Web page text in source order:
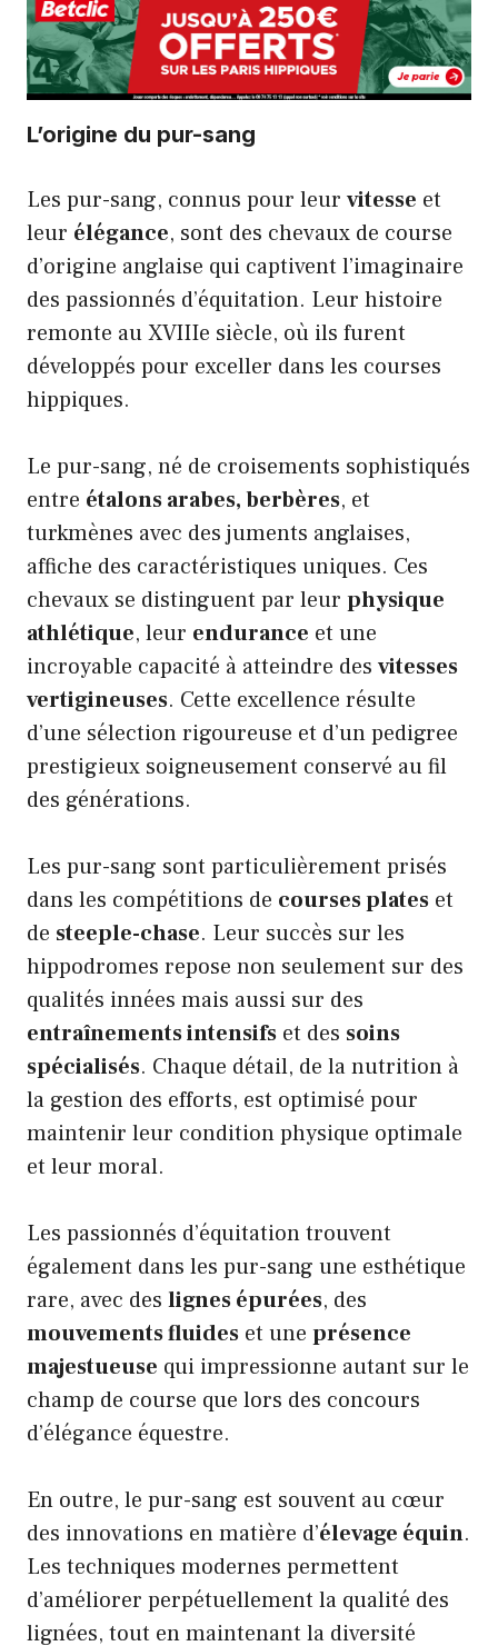
L’origine du pur-sang
Les pur-sang, connus pour leur vitesse et
leur élégance, sont des chevaux de course
d’origine anglaise qui captivent l’imaginaire
des passionnés d’équitation. Leur histoire
remonte au XVIIIe siècle, où ils furent
développés pour exceller dans les courses
hippiques.
Le pur-sang, né de croisements sophistiqués
entre étalons arabes, berbères, et
turkmènes avec des juments anglaises,
affiche des caractéristiques uniques. Ces
chevaux se distinguent par leur physique
athlétique, leur endurance et une
incroyable capacité à atteindre des vitesses
vertigineuses. Cette excellence résulte
d’une sélection rigoureuse et d’un pedigree
prestigieux soigneusement conservé au fil
des générations.
Les pur-sang sont particulièrement prisés
dans les compétitions de courses plates et
de steeple-chase. Leur succès sur les
hippodromes repose non seulement sur des
qualités innées mais aussi sur des
entraînements intensifs et des soins
spécialisés. Chaque détail, de la nutrition à
la gestion des efforts, est optimisé pour
maintenir leur condition physique optimale
et leur moral.
Les passionnés d’équitation trouvent
également dans les pur-sang une esthétique
rare, avec des lignes épurées, des
mouvements fluides et une présence
majestueuse qui impressionne autant sur le
champ de course que lors des concours
d’élégance équestre.
En outre, le pur-sang est souvent au cœur
des innovations en matière d’élevage équin.
Les techniques modernes permettent
d’améliorer perpétuellement la qualité des
lignées, tout en maintenant la diversité